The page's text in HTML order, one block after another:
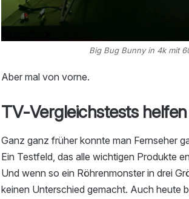
Big Bug Bunny in 4k mit
Aber mal von vorne.
TV-Vergleichstests
Ganz ganz früher konnte man Fernseher
Ein Testfeld, das alle wichtigen Produkte
Und wenn so ein Röhrenmonster in drei
keinen Unterschied gemacht. Auch heute